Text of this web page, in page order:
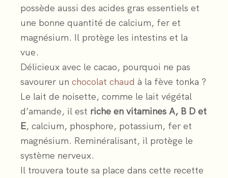
possède aussi des acides gras essentiels et
une bonne quantité de calcium, fer et
magnésium. Il protège les intestins et la
vue.
Délicieux avec le cacao, pourquoi ne pas
savourer un chocolat chaud à la fève tonka ?
Le lait de noisette, comme le lait végétal
d’amande, il est riche en vitamines A, B D et
E, calcium, phosphore, potassium, fer et
magnésium. Reminéralisant, il protège le
système nerveux.
Il trouvera toute sa place dans cette recette